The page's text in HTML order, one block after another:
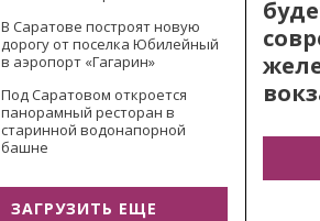
В Саратове построят новую
дорогу от поселка Юбилейный
в аэропорт «Гагарин»
Под Саратовом откроется
панорамный ресторан в
старинной водонапорной
башне
ЗАГРУЗИТЬ ЕЩЕ